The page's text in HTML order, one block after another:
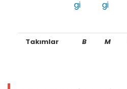
Takımlar M
B